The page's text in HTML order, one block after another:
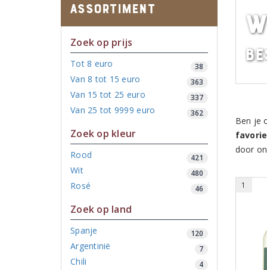
Assortiment
Zoek op prijs
Tot 8 euro 38
Van 8 tot 15 euro 363
Van 15 tot 25 euro 337
Van 25 tot 9999 euro 362
Zoek op kleur
Rood 421
Wit 480
Rosé 46
Zoek op land
Spanje 120
Argentinië 7
Chili 4
Ben je
door
1